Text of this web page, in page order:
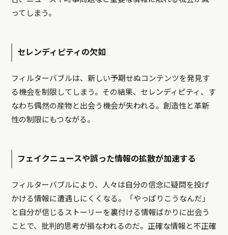
ってしまう。
セレンディピティの欠如
フィルターバブルは、新しい予期せぬコンテンツを発見す
る機会を制限してしまう。その結果、セレンディピティ、す
なわち偶然の産物と出会う機会が失われる。創造性と革新
性の制限にもつながる。
フェイクニュースや誤った情報の拡散が加速する
フィルターバブルにより、人々は自分の信念に疑問を投げ
かける情報に遭遇しにくくなる。「やっぱりこうなんだ」
と自分が信じるストーリーを裏付ける情報ばかりに出会う
ことで、批判的思考が損なわれるのだ。正確な情報と不正確